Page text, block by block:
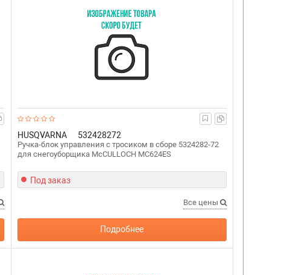
HUSQVARNA 532428272
Ручка-блок управления с тросиком в сборе 5324282-72
для снегоуборщика McCULLOCH MC624ES
Под заказ
Все цены
Подробнее